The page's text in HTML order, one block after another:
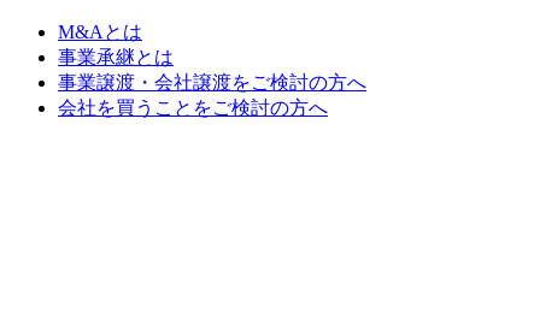
M&Aとは
事業承継とは
事業譲渡・会社譲渡をご検討の方へ
会社を買うことをご検討の方へ